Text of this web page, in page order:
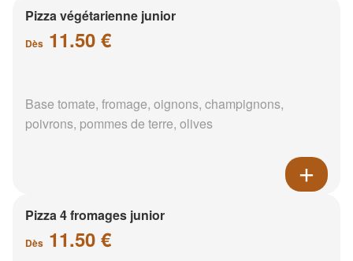
Pizza végétarienne junior
Dès 11.50 €
Base tomate, fromage, oignons, champignons,
poivrons, pommes de terre, olives
Pizza 4 fromages junior
Dès 11.50 €